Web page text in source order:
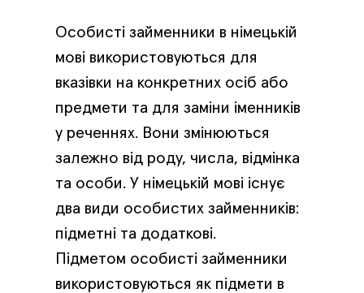
Особисті займенники в німецькій
мові використовуються для
вказівки на конкретних осіб або
предмети та для заміни іменників
у реченнях. Вони змінюються
залежно від роду, числа, відмінка
та особи. У німецькій мові існує
два види особистих займенників:
підметні та додаткові.
Підметом особисті займенники
використовуються як підмети в